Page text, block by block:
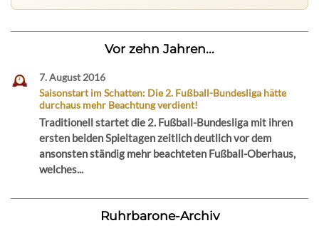
Vor zehn Jahren...
7. August 2016
Saisonstart im Schatten: Die 2. Fußball-Bundesliga hätte
durchaus mehr Beachtung verdient!
Traditionell startet die 2. Fußball-Bundesliga mit ihren
ersten beiden Spieltagen zeitlich deutlich vor dem
ansonsten ständig mehr beachteten Fußball-Oberhaus,
welches...
Ruhrbarone-Archiv